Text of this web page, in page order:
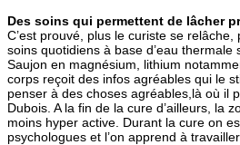
Des soins qui permettent de lâcher
C’est prouvé, plus le curiste se
soins quotidiens à base d’eau
Saujon en magnésium, lithium
corps reçoit des infos agréables qui le
penser à des choses agréables,là où il
Dubois. A la fin de la cure d’ailleurs, la
moins hyper active. Durant la cure on
psychologues et l’on apprend à